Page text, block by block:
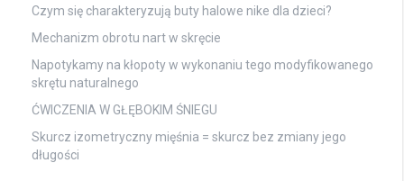
Czym się charakteryzują buty halowe nike dla dzieci?
Mechanizm obrotu nart w skręcie
Napotykamy na kłopoty w wykonaniu tego modyfikowanego
skrętu naturalnego
ĆWICZENIA W GŁĘBOKIM ŚNIEGU
Skurcz izometryczny mięśnia = skurcz bez zmiany jego
długości